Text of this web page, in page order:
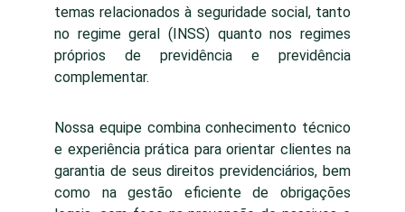
temas relacionados à seguridade social, tanto
no regime geral (INSS) quanto nos regimes
próprios de previdência e previdência
complementar.
Nossa equipe combina conhecimento técnico
e experiência prática para orientar clientes na
garantia de seus direitos previdenciários, bem
como na gestão eficiente de obrigações